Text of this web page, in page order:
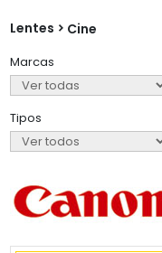
Lentes Cine
Marcas
Tipos